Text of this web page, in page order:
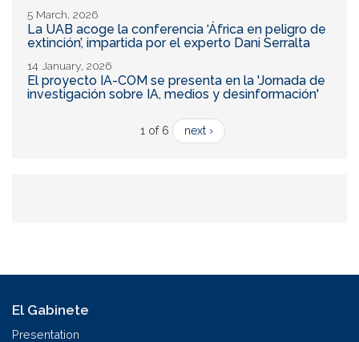
5 March, 2026
La UAB acoge la conferencia ‘África en peligro de
extinción’, impartida por el experto Dani Serralta
14 January, 2026
El proyecto IA-COM se presenta en la 'Jornada de
investigación sobre IA, medios y desinformación'
1 of 6 next ›
El Gabinete
Presentation